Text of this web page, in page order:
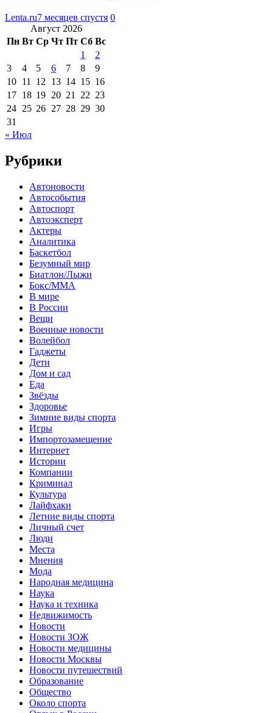
Lenta.ru7 месяцев спустя 0
Август 2026
Пн Вт Ср Чт Пт Сб Вс
1
2
3
4 5 6 7 8
9
10 11 12 13 14 15 16
17 18 19 20 21 22 23
24 25 26 27 28 29 30
31
« Июл
Рубрики
Автоновости
Автособытия
Автоспорт
Автоэксперт
Актеры
Аналитика
Баскетбол
Безумный мир
Биатлон/Лыжи
Бокс/MMA
В мире
В России
Вещи
Военные новости
Волейбол
Гаджеты
Дети
Дом и сад
Еда
Звёзды
Здоровье
Зимние виды спорта
Игры
Импортозамещение
Интернет
Истории
Компании
Криминал
Культура
Лайфхаки
Летние виды спорта
Личный счет
Люди
Места
Мнения
Мода
Народная медицина
Наука
Наука и техника
Недвижимость
Новости
Новости ЗОЖ
Новости медицины
Новости Москвы
Новости путешествий
Образование
Общество
Около спорта